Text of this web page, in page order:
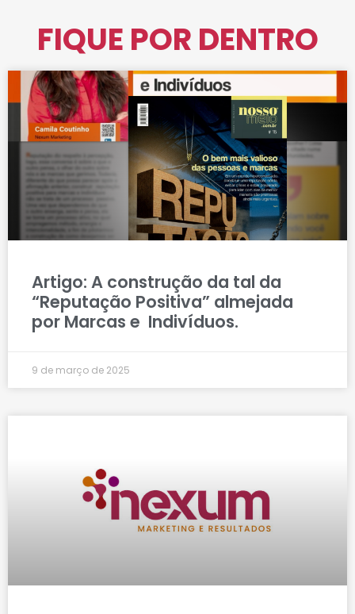
FIQUE POR DENTRO
Artigo: A construção da tal da
“Reputação Positiva” almejada
por Marcas e Indivíduos.
9 de março de 2025